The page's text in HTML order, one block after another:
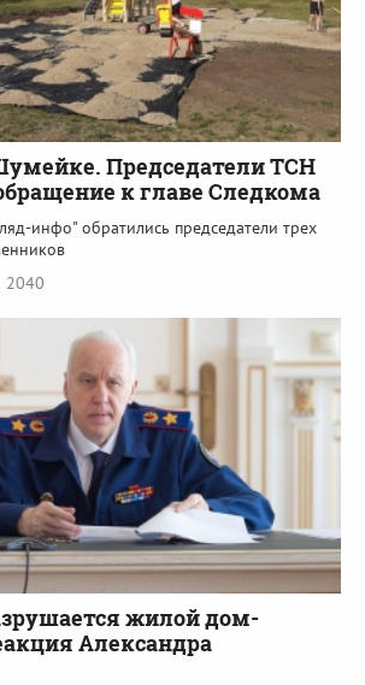
Председатели ТСН
к главе Следкома
инфо" обратились председатели трех
2040
жилой дом-
Александра